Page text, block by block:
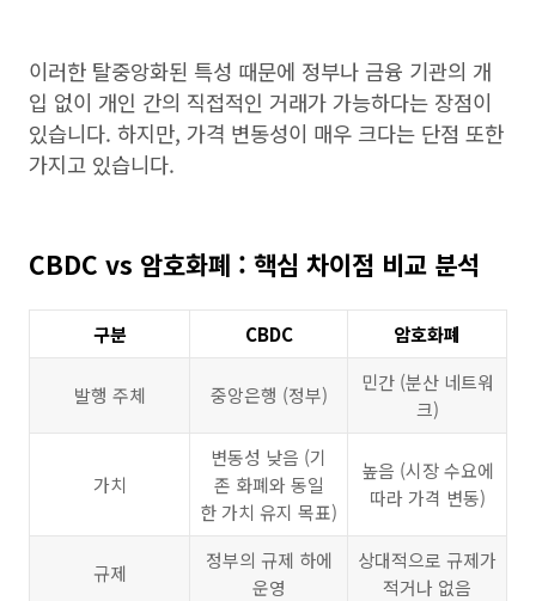
이러한 탈중앙화된 특성 때문에 정부나 금융 기관의 개
입 없이 개인 간의 직접적인 거래가 가능하다는 장점이
있습니다. 하지만, 가격 변동성이 매우 크다는 단점 또한
가지고 있습니다.
CBDC vs 암호화폐 : 핵심 차이점 비교 분석
구분 CBDC 암호화폐
발행 주체 중앙은행 (정부)
민간 (분산 네트워
크)
가치
변동성 낮음 (기
존 화폐와 동일
한 가치 유지 목표)
높음 (시장 수요에
따라 가격 변동)
규제
정부의 규제 하에
운영
상대적으로 규제가
적거나 없음